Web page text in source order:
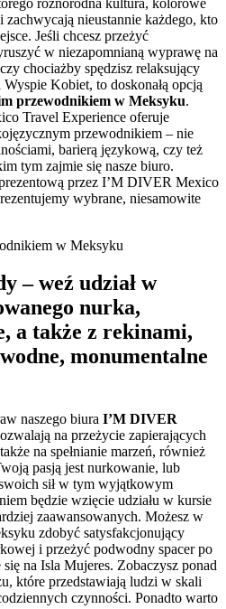
nieustannie każdego, kto
Jeśli chcesz przeżyć
w niezapomnianą wyprawę na
chociażby spędzisz relaksujący
Kobiet, to doskonałą opcją
przewodnikiem w Meksyku.
Travel Experience oferuje
przewodnikiem – nie
barierą językową, czy też
tym zajmie się nasze biuro.
przez I’M DIVER Mexico
wybrane, niesamowite
– weź udział w
nurka,
a także z rekinami,
monumentalne
naszego biura I’M DIVER
na przeżycie zapierających
na spełnianie marzeń, również
pasją jest nurkowanie, lub
sił w tym wyjątkowym
będzie wzięcie udziału w kursie
zaawansowanych. Możesz w
zdobyć satysfakcjonujący
i przeżyć podwodny spacer po
na Isla Mujeres. Zobaczysz ponad
które przedstawiają ludzi w skali
czynności. Ponadto warto